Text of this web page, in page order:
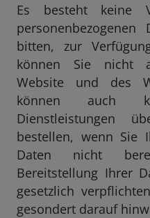
Es besteht keine
bitten, zur
können Sie nicht
Website und des
können auch
Dienstleistungen
bestellen, wenn Sie
Daten nicht
Bereitstellung Ihrer
gesetzlich
gesondert darauf